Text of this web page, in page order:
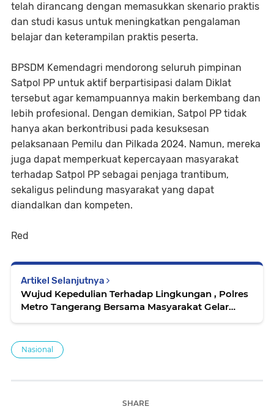
telah dirancang dengan memasukkan skenario praktis
dan studi kasus untuk meningkatkan pengalaman
belajar dan keterampilan praktis peserta.
BPSDM Kemendagri mendorong seluruh pimpinan
Satpol PP untuk aktif berpartisipasi dalam Diklat
tersebut agar kemampuannya makin berkembang dan
lebih profesional. Dengan demikian, Satpol PP tidak
hanya akan berkontribusi pada kesuksesan
pelaksanaan Pemilu dan Pilkada 2024. Namun, mereka
juga dapat memperkuat kepercayaan masyarakat
terhadap Satpol PP sebagai penjaga trantibum,
sekaligus pelindung masyarakat yang dapat
diandalkan dan kompeten.
Red
Artikel Selanjutnya
Wujud Kepedulian Terhadap Lingkungan , Polres
Metro Tangerang Bersama Masyarakat Gelar
Nasional
SHARE